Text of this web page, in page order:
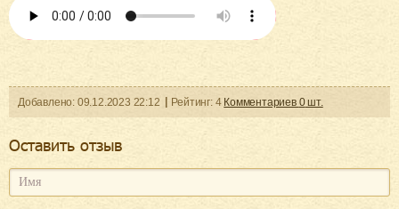
Добавленo: 09.12.2023 22:12 Рейтинг: 4 Комментариев 0шт.
Оcтавить отзыв